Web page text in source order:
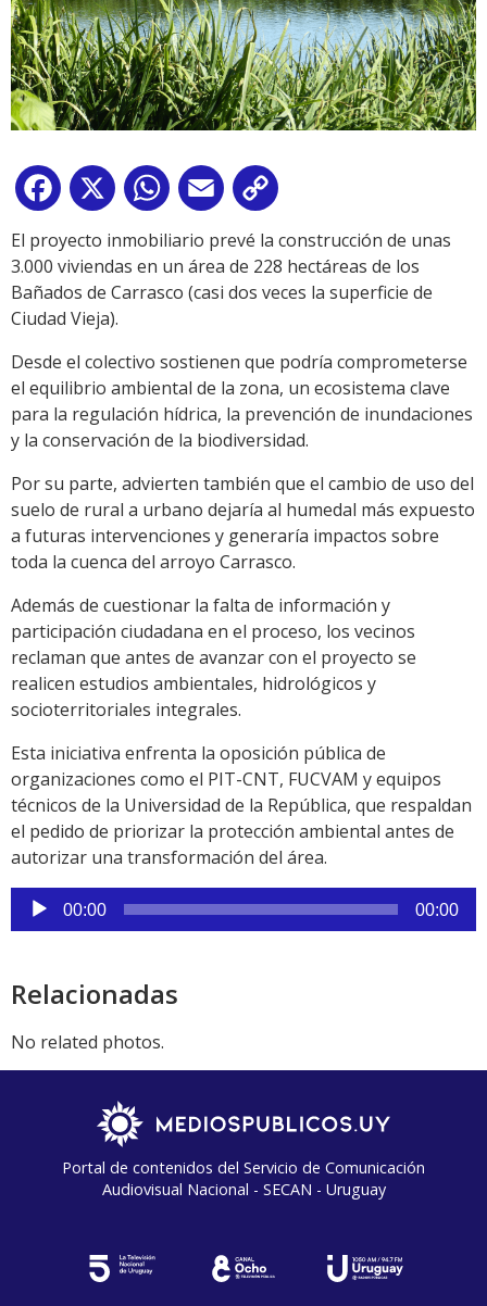
Facebook
X WhatsApp
Email
Link
El proyecto inmobiliario prevé la construcción de unas
3.000 viviendas en un área de 228 hectáreas de los
Bañados de Carrasco (casi dos veces la superficie de
Ciudad Vieja).
Desde el colectivo sostienen que podría comprometerse
el equilibrio ambiental de la zona, un ecosistema clave
para la regulación hídrica, la prevención de inundaciones
y la conservación de la biodiversidad.
Por su parte, advierten también que el cambio de uso del
suelo de rural a urbano dejaría al humedal más expuesto
a futuras intervenciones y generaría impactos sobre
toda la cuenca del arroyo Carrasco.
Además de cuestionar la falta de información y
participación ciudadana en el proceso, los vecinos
reclaman que antes de avanzar con el proyecto se
realicen estudios ambientales, hidrológicos y
socioterritoriales integrales.
Esta iniciativa enfrenta la oposición pública de
organizaciones como el PIT-CNT, FUCVAM y equipos
técnicos de la Universidad de la República, que respaldan
el pedido de priorizar la protección ambiental antes de
autorizar una transformación del área.
Reproductor
de
00:00 00:00
Relacionadas
No related photos.
Portal de contenidos del Servicio de Comunicación
Audiovisual Nacional - SECAN - Uruguay